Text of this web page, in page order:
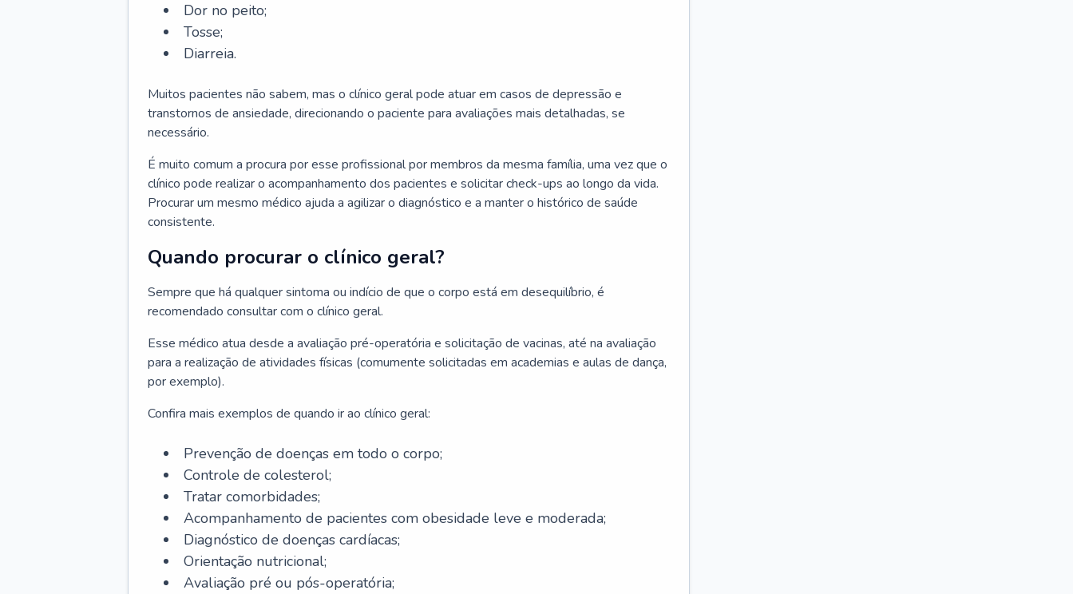
Dor no peito;
Tosse;
Diarreia.
Muitos pacientes não sabem, mas o clínico geral pode atuar em casos de depressão e
transtornos de ansiedade, direcionando o paciente para avaliações mais detalhadas, se
necessário.
É muito comum a procura por esse profissional por membros da mesma família, uma vez que o
clínico pode realizar o acompanhamento dos pacientes e solicitar check-ups ao longo da vida.
Procurar um mesmo médico ajuda a agilizar o diagnóstico e a manter o histórico de saúde
consistente.
Quando procurar o clínico geral?
Sempre que há qualquer sintoma ou indício de que o corpo está em desequilíbrio, é
recomendado consultar com o clínico geral.
Esse médico atua desde a avaliação pré-operatória e solicitação de vacinas, até na avaliação
para a realização de atividades físicas (comumente solicitadas em academias e aulas de dança,
por exemplo).
Confira mais exemplos de quando ir ao clínico geral:
Prevenção de doenças em todo o corpo;
Controle de colesterol;
Tratar comorbidades;
Acompanhamento de pacientes com obesidade leve e moderada;
Diagnóstico de doenças cardíacas;
Orientação nutricional;
Avaliação pré ou pós-operatória;